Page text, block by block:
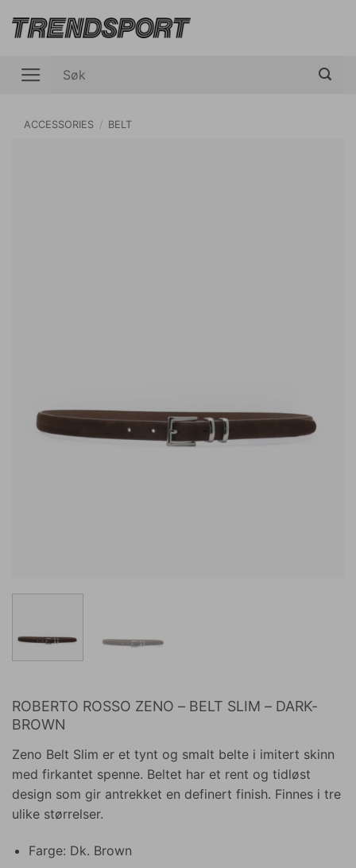
etter:
ACCESSORIES / BELT
ROBERTO ROSSO ZENO – BELT SLIM – DARK-
BROWN
Zeno Belt Slim er et tynt og smalt belte i imitert skinn
med firkantet spenne. Beltet har et rent og tidløst
design som gir antrekket en definert finish. Finnes i tre
ulike størrelser.
Farge: Dk. Brown